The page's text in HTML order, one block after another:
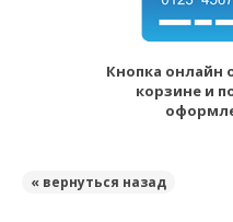
Кнопка онлайн
корзине и
« вернуться назад